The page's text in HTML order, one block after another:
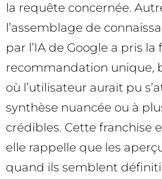
la requête concernée.
l’assemblage de
par l’IA de Google a pris la
recommandation unique,
où l’utilisateur aurait pu
synthèse nuancée ou à
crédibles. Cette franchise
elle rappelle que les
quand ils semblent